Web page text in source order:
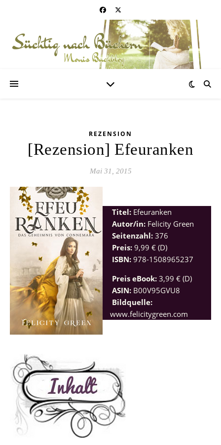
REZENSION
[Rezension] Efeuranken
Mai 31, 2015
Titel: Efeuranken
Autor/in: Felicity Green
Seitenzahl: 376
Preis: 9,99 € (D)
ISBN: 978-1508965237
Preis eBook: 3,99 € (D)
ASIN: B00V95GVU8
Bildquelle:
www.felicitygreen.com